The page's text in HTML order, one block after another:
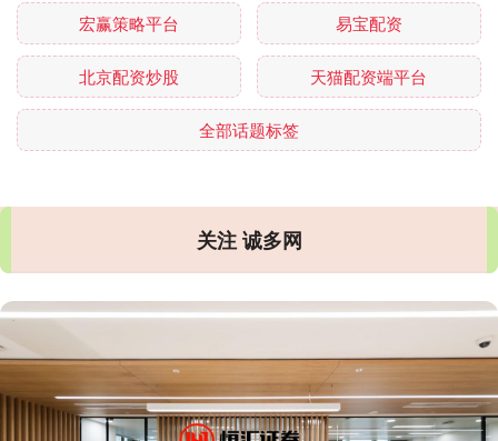
宏赢策略平台 易宝配资
北京配资炒股 天猫配资端平台
全部话题标签
关注 诚多网